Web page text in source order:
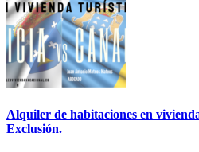
Alquiler de habitaciones en
Exclusión.